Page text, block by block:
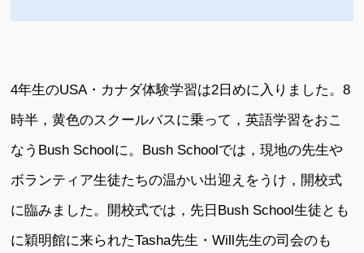
4年生のUSA・カナダ体験学習は2日めに入りました。8
時半，黄色のスクールバスに乗って，英語学習をおこ
なうBush Schoolに。Bush Schoolでは，現地の先生や
ボランティア生徒たちの温かい出迎えをうけ，開校式
に臨みました。開校式では，先日Bush School生徒とも
に穎明館に来られたTasha先生・Will先生の司会のも